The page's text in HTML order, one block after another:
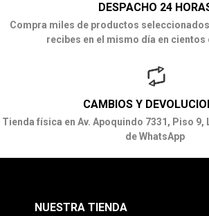
DESPACHO 24
Compra miles de productos
recibes en el mismo día en cientos
CAMBIOS Y
Tienda física en Av. Apoquindo 7331, Piso 9,
de WhatsApp
NUESTRA TIENDA